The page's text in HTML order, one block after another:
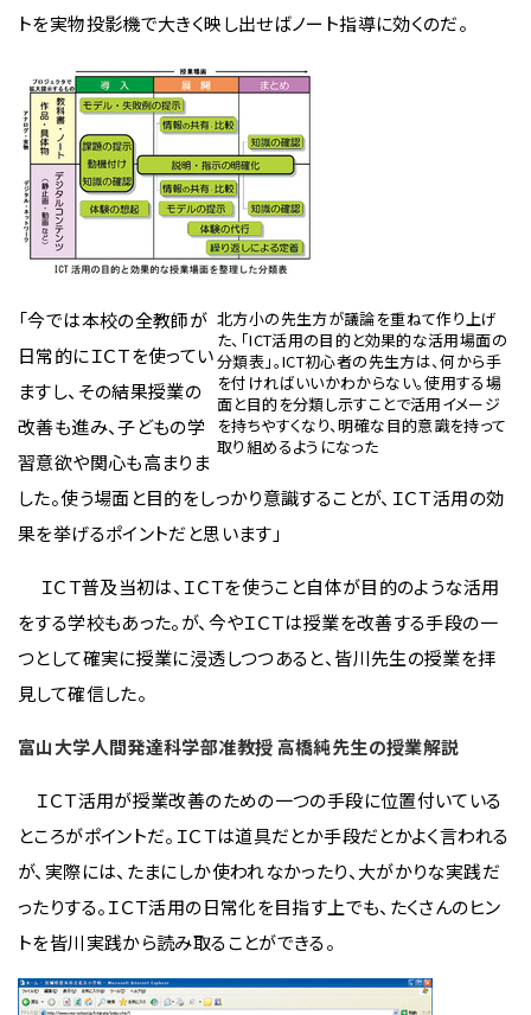
トを実物投影機で大きく映し出せばノート指導に効くのだ。
北方小の先生方が議論を重ねて作り上げ
た、「ICT活用の目的と効果的な活用場面の
分類表」。ICT初心者の先生方は、何から手
を付ければいいかわからない。使用する場
面と目的を分類し示すことで活用イメージ
を持ちやすくなり、明確な目的意識を持って
取り組めるようになった
「今では本校の全教師が
日常的にＩＣＴを使ってい
ますし、その結果授業の
改善も進み、子どもの学
習意欲や関心も高まりま
した。使う場面と目的をしっかり意識することが、ＩＣＴ活用の効
果を挙げるポイントだと思います」
ＩＣＴ普及当初は、ＩＣＴを使うこと自体が目的のような活用
をする学校もあった。が、今やＩＣＴは授業を改善する手段の一
つとして確実に授業に浸透しつつあると、皆川先生の授業を拝
見して確信した。
富山大学人間発達科学部准教授 高橋純先生の授業解説
ＩＣＴ活用が授業改善のための一つの手段に位置付いている
ところがポイントだ。ＩＣＴは道具だとか手段だとかよく言われる
が、実際には、たまにしか使われなかったり、大がかりな実践だ
ったりする。ＩＣＴ活用の日常化を目指す上でも、たくさんのヒン
トを皆川実践から読み取ることができる。